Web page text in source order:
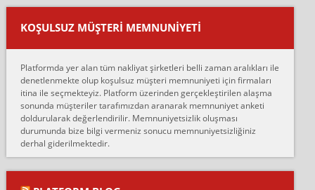
Ankara ALİCANLAR NAKLİYAT Tutarsız ve ticari ahlak problemleri
var verdikleri fiyat teklifini arttırdılar. Sonrasında taşıma gününde
oldukça tutarsı...
Ankara Alicanlar naklyat tel 5465524025. 2600 TL'ye ankaradan
Konya ya Alicanlar naklyat la anlaştık bu şahıs evin taşınacağı gün
fiyatın mazoto gele...
Fatih kokmese:
Diyarbakır dan eşyamı getirtmek için anlaştım sözleşme yaptım.
Son anda fiyat artırdılar.. mecburiyetten tasittim.. bu kişiler ağrılı
Ali:
KOŞULSUZ MÜŞTERI MEMNUNIYETI
Platformda yer alan tüm nakliyat şirketleri belli zaman aralıkları ile
denetlenmekte olup koşulsuz müşteri memnuniyeti için firmaları
itina ile seçmekteyiz. Platform üzerinden gerçekleştirilen alaşma
sonunda müşteriler tarafımızdan aranarak memnuniyet anketi
doldurularak değerlendirilir. Memnuniyetsizlik oluşması
durumunda bize bilgi vermeniz sonucu memnuniyetsizliğiniz
derhal giderilmektedir.